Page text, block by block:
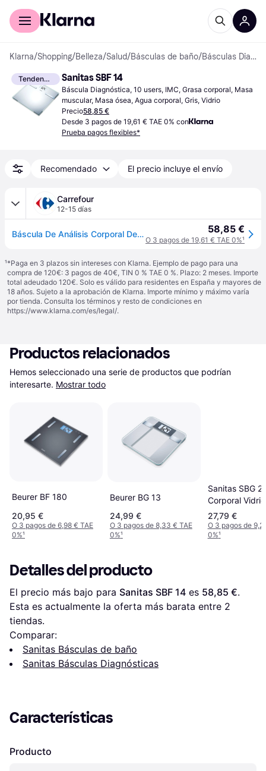
Comprar con Klarna
Klarna/Shopping/Belleza/Salud/Básculas de baño/ Básculas Diagnósticas
Tendencia Sanitas SBF 14
Báscula Diagnóstica, 10 users, IMC, Grasa corporal, Masa
muscular, Masa ósea, Agua corporal, Gris, Vidrio
Precio58,85 €
Desde 3 pagos de 19,61 € TAE 0% con
Prueba pagos flexibles*
Recomendado El precio incluye el envío
Carrefour
12-15 días
Báscula De Análisis Corporal De Vidrio Plateada 180kg Sbf 14 Sanitas 58,85 €
O 3 pagos de 19,61 € TAE 0%¹
¹*Paga en 3 plazos sin intereses con Klarna. Ejemplo de pago para una
compra de 120€: 3 pagos de 40€, TIN 0 % TAE 0 %. Plazo: 2 meses. Importe
total adeudado 120€. Solo es válido para residentes en España y mayores de
18 años. Sujeto a la aprobación de Klarna. Importe mínimo y máximo varía
por tienda. Consulta los términos y resto de condiciones en
https://www.klarna.com/es/legal/.
Productos relacionados
Hemos seleccionado una serie de productos que podrían
interesarte. Mostrar todo
Beurer BF 180
20,95 €
O 3 pagos de 6,98 € TAE
0%¹
Beurer BG 13
24,99 €
O 3 pagos de 8,33 € TAE
0%¹
Sanitas SBG 21
Corporal
27,79 €
O 3 pagos de
0%¹
Detalles del producto
El precio más bajo para Sanitas SBF 14 es 58,85 €.
Esta es actualmente la oferta más barata entre 2
tiendas.
Comparar:
Sanitas Básculas de baño
Sanitas Básculas Diagnósticas
Características
Producto